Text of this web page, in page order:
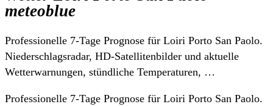
meteoblue
Professionelle 7-Tage Prognose für Loiri Porto San Paolo.
Niederschlagsradar, HD-Satellitenbilder und aktuelle
Wetterwarnungen, stündliche Temperaturen, …
Professionelle 7-Tage Prognose für Loiri Porto San Paolo.